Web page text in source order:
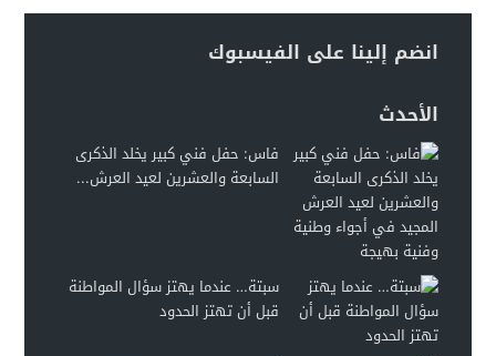
انضم إلينا على الفيسبوك
الأحدث
فاس: حفل فني كبير يخلد الذكرى
السابعة والعشرين لعيد العرش...
سبتة… عندما يهتز سؤال المواطنة
قبل أن تهتز الحدود